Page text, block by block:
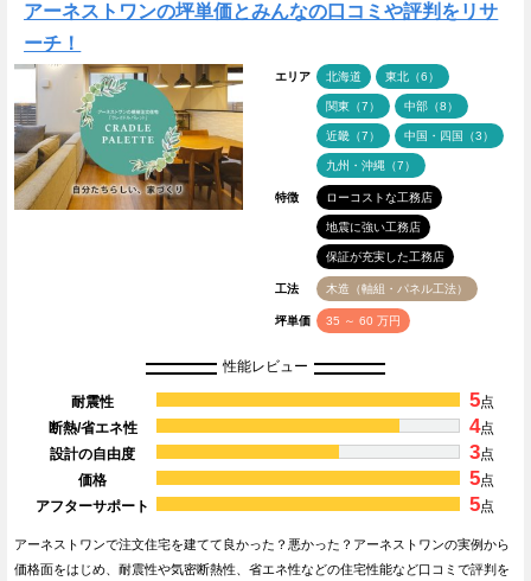
アーネストワンの坪単価とみんなの口コミや評判をリサ
ーチ！
エリア 北海道 東北（6）
関東（7） 中部（8）
近畿（7） 中国・四国（3）
九州・沖縄（7）
特徴 ローコストな工務店
地震に強い工務店
保証が充実した工務店
工法 木造（軸組・パネル工法）
坪単価 35 ～ 60 万円
性能レビュー
耐震性 5点
断熱/省エネ性
4点
設計の自由度
3点
価格
5点
アフターサポート
5点
アーネストワンで注文住宅を建てて良かった？悪かった？アーネストワンの実例から
価格面をはじめ、耐震性や気密断熱性、省エネ性などの住宅性能など口コミで評判を